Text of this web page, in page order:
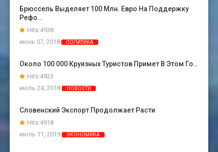
Брюссель Выделяет 100 Млн. Евро На Поддержку
Рефо…
Hits:4938
июнь 07, 2018
ПОЛИТИКА
Около 100 000 Круизных Туристов Примет В Этом Го…
Hits:4923
июль 24, 2018
НОВОСТИ
Словенский Экспорт Продолжает Расти
Hits:4918
июль 11, 2019
ЭКОНОМИКА